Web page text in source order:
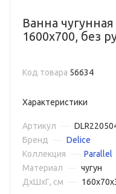
Ванна
1600х700, без
Код товара 56634
Характеристики
Артикул
Бренд
Delice
Коллекция
Parallel
Материал
чугун
ДxШxГ, см